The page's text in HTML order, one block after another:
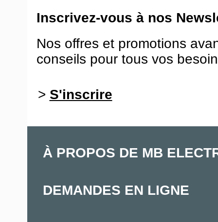
Inscrivez-vous à nos
Nos offres et promotions
conseils pour tous vos
> S'inscrire
À PROPOS DE MB
DEMANDES EN LIGNE